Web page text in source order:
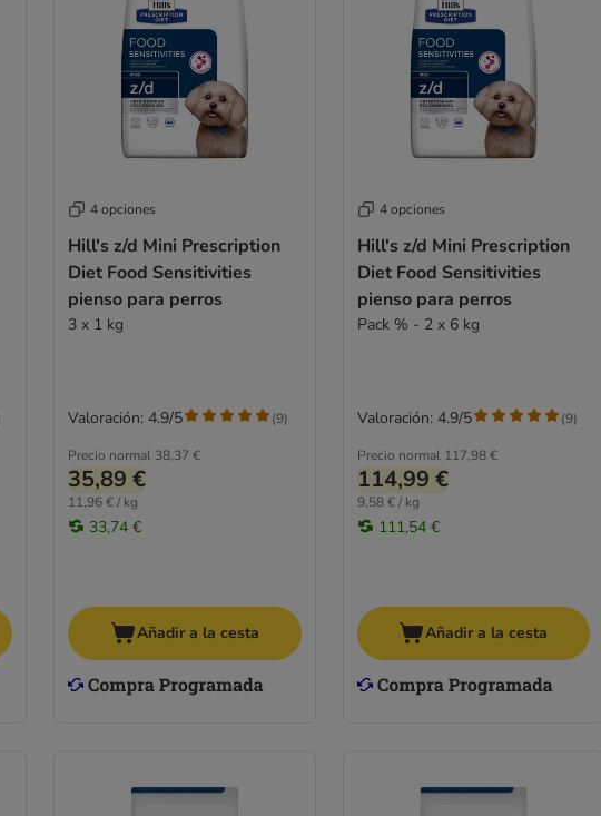
4 opciones
Hill's z/d Mini Prescription
Diet Food Sensitivities
pienso para perros
3 x 1 kg
Precio normal 38,37 €
35,89 €
11,96 € / kg
33,74 €
Valoración: 4.9/5 (9)
Añadir a la cesta
4 opciones
Hill's z/d Mini Prescription
Diet Food Sensitivities
pienso para perros
Pack % - 2 x 6 kg
Precio normal 117,98 €
114,99 €
9,58 € / kg
111,54 €
Valoración: 4.9/5 (9)
Añadir a la cesta